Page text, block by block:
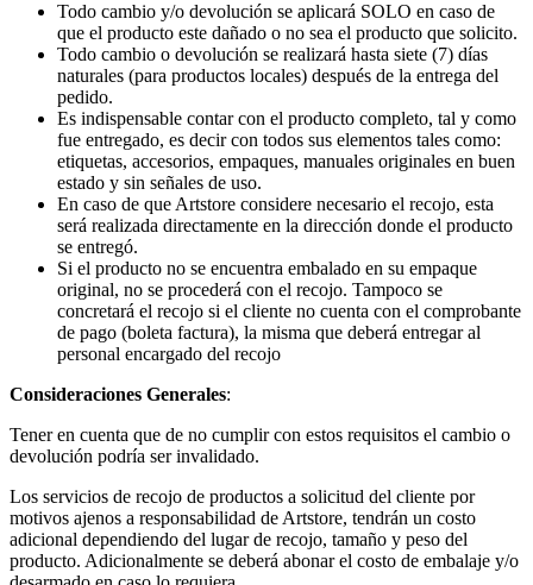
Todo cambio y/o devolución se aplicará SOLO en caso de
que el producto este dañado o no sea el producto que solicito.
Todo cambio o devolución se realizará hasta siete (7) días
naturales (para productos locales) después de la entrega del
pedido.
Es indispensable contar con el producto completo, tal y como
fue entregado, es decir con todos sus elementos tales como:
etiquetas, accesorios, empaques, manuales originales en buen
estado y sin señales de uso.
En caso de que Artstore considere necesario el recojo, esta
será realizada directamente en la dirección donde el producto
se entregó.
Si el producto no se encuentra embalado en su empaque
original, no se procederá con el recojo. Tampoco se
concretará el recojo si el cliente no cuenta con el comprobante
de pago (boleta factura), la misma que deberá entregar al
personal encargado del recojo
Consideraciones Generales:
Tener en cuenta que de no cumplir con estos requisitos el cambio o
devolución podría ser invalidado.
Los servicios de recojo de productos a solicitud del cliente por
motivos ajenos a responsabilidad de Artstore, tendrán un costo
adicional dependiendo del lugar de recojo, tamaño y peso del
producto. Adicionalmente se deberá abonar el costo de embalaje y/o